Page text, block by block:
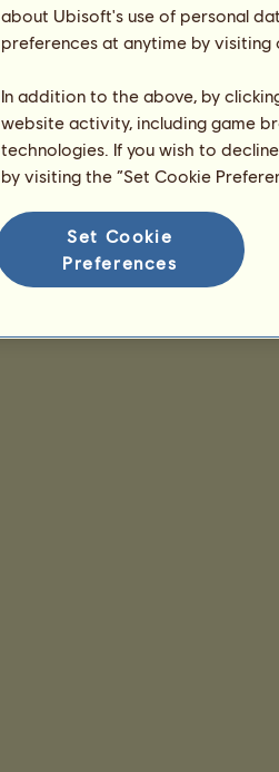
about Ubisoft's use of personal
preferences at anytime by
In addition to the above, by
website activity, including game
technologies. If you wish to
by visiting the “Set Cookie
Set Cookie
Preferences